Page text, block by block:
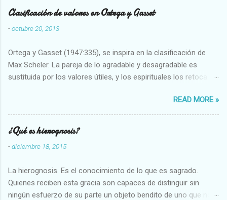
Clasificación de valores en Ortega y Gasset
-octubre 20, 2013
Ortega y Gasset (1947:335), se inspira en la clasificación de
Max Scheler. La pareja de lo agradable y desagradable es
sustituida por los valores útiles, y los espirituales los retoca.
Abundante-Escaso,etc 2 VITALES Sano-Enfermo Selecto-
Vulgar Enérgico-Inerte Fuerte-Débil,etc. 3 ESPIRITUALES a)
Intelectuales Conocimiento-Error Exacto-Aproximado
Evidente-Probable,etc b) Morales Bueno-malo Bondadoso-
malvado Justo-Injusto Escrupuloso-Relajado Leal-Desleal,etc.
Armonioso-Inarmonioso 4 RELIGIOSOS Santo-Pr...
READ MORE »
¿Qué es hierognosis?
-diciembre 18, 2015
La hierognosis. Es el conocimiento de lo que es sagrado.
Quienes reciben esta gracia son capaces de distinguir sin
ningún esfuerzo de su parte un objeto bendito de uno que no